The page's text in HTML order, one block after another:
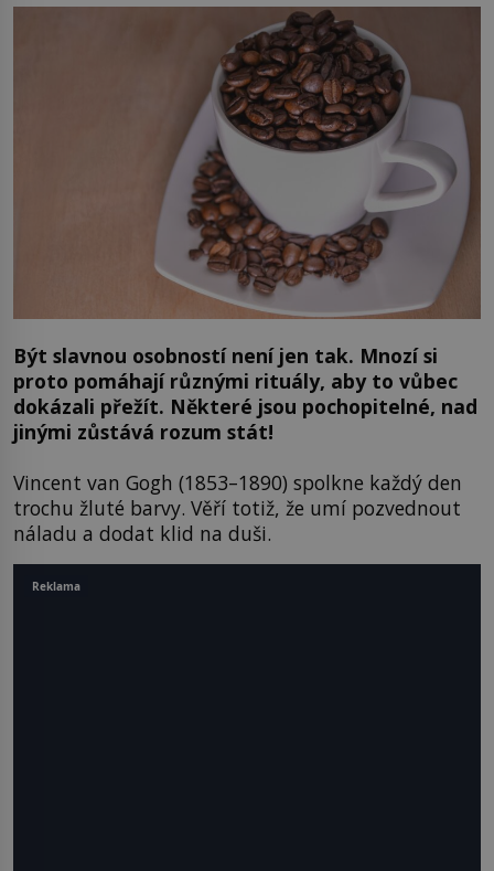
Být slavnou osobností není jen tak. Mnozí si
proto pomáhají různými rituály, aby to vůbec
dokázali přežít. Některé jsou pochopitelné, nad
jinými zůstává rozum stát!
Vincent van Gogh (1853–1890) spolkne každý den
trochu žluté barvy. Věří totiž, že umí pozvednout
náladu a dodat klid na duši.
Reklama